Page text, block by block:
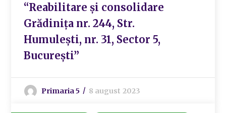
“Reabilitare și consolidare
Grădinița nr. 244, Str.
Humulești, nr. 31, Sector 5,
București”
Primaria 5 8 august 2023